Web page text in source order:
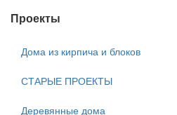
Проекты
Дома из кирпича и блоков
СТАРЫЕ ПРОЕКТЫ
Деревянные дома